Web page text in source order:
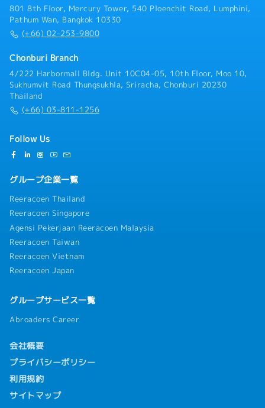
801 8th Floor, Mercury Tower, 540 Ploenchit Road, Lumphini,
Pathum Wan, Bangkok 10330
(+66) 02-253-9800
Chonburi Branch
4/222 Harbormall Bldg. Unit 10C04-05, 10th Floor, Moo 10,
Sukhumvit Road Thungsukhla, Sriracha, Chonburi 20230
Thailand
(+66) 03-811-1256
Follow Us
グループ企業一覧
Reeracoen Thailand
Reeracoen Singapore
Agensi Pekerjaan Reeracoen Malaysia
Reeracoen Taiwan
Reeracoen Vietnam
Reeracoen Japan
グループサービス一覧
Abroaders Career
会社概要
プライバシーポリシー
利用規約
サイトマップ